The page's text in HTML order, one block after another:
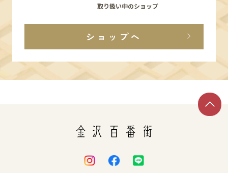
館内サービス
施設からのお知らせ
スタッフ募集
取り扱い中のショップ
ショップへ